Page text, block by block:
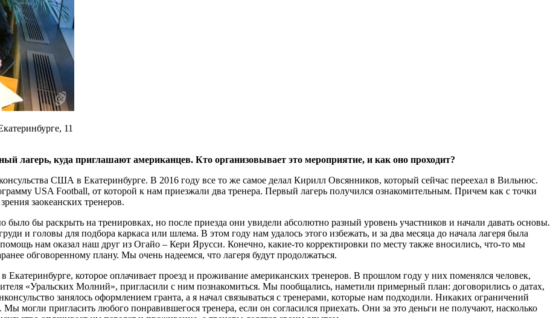
11
лагерь, куда приглашают американцев. Кто организовывает это мероприятие, и как оно проходит?
США в Екатеринбурге. В 2016 году все то же самое делал Кирилл Овсянников, который сейчас переехал в Вильнюс.
USA Football, от которой к нам приезжали два тренера. Первый лагерь получился ознакомительным. Причем как с точки
заокеанских тренеров.
бы раскрыть на тренировках, но после приезда они увидели абсолютно разный уровень участников и начали давать основы.
и головы для подбора каркаса или шлема. В этом году нам удалось этого избежать, и за два месяца до начала лагеря была
нам оказал наш друг из Огайо – Кери Ярусси. Конечно, какие-то корректировки по месту также вносились, что-то мы
обговоренному плану. Мы очень надеемся, что лагеря будут продолжаться.
которое оплачивает проезд и проживание американских тренеров. В прошлом году у них поменялся человек,
«Уральских Молний», пригласили с ним познакомиться. Мы пообщались, наметили примерный план: договорились о датах,
занялось оформлением гранта, а я начал связываться с тренерами, которые нам подходили. Никаких ограничений
Мы могли пригласить любого понравившегося тренера, если он согласился приехать. Они за это деньги не получают, насколько